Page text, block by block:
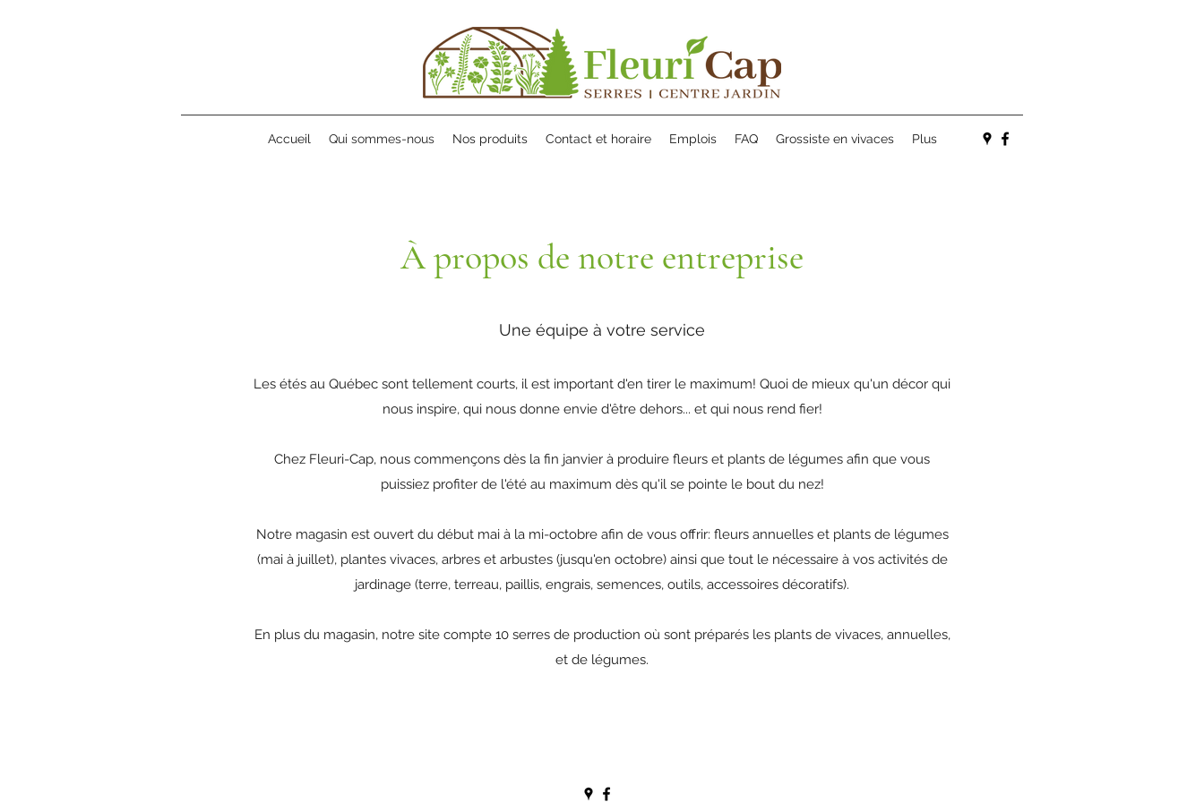
Accueil Qui sommes-nous Nos produits Contact et horaire Emplois FAQ Grossiste en vivaces Plus
À propos de notre entreprise
Une équipe à votre service
Les étés au Québec sont tellement courts, il est important d'en tirer le maximum! Quoi de mieux qu'un décor qui
nous inspire, qui nous donne envie d'être dehors... et qui nous rend fier!
Chez Fleuri-Cap, nous commençons dès la fin janvier à produire fleurs et plants de légumes afin que vous
puissiez profiter de l'été au maximum dès qu'il se pointe le bout du nez!
Notre magasin est ouvert du début mai à la mi-octobre afin de vous offrir: fleurs annuelles et plants de légumes
(mai à juillet), plantes vivaces, arbres et arbustes (jusqu'en octobre) ainsi que tout le nécessaire à vos activités de
jardinage (terre, terreau, paillis, engrais, semences, outils, accessoires décoratifs).
En plus du magasin, notre site compte 10 serres de production où sont préparés les plants de vivaces, annuelles,
et de légumes.